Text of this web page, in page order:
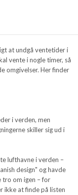
at undgå ventetider i
vente i nogle timer, så
omgivelser. Her finder
i verden, men
skiller sig ud i
lufthavne i verden –
design" og havde
tro om igen – for
ikke at finde på listen